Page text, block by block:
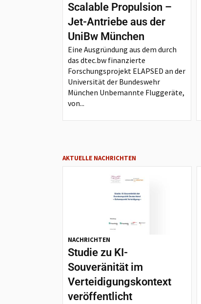
Scalable Propulsion –
Jet-Antriebe aus der
UniBw München
Eine Ausgründung aus dem durch
das dtec.bw finanzierte
Forschungsprojekt ELAPSED an der
Universität der Bundeswehr
München Unbemannte Fluggeräte,
von...
AKTUELLE NACHRICHTEN
NACHRICHTEN
Studie zu KI-
Souveränität im
Verteidigungskontext
veröffentlicht